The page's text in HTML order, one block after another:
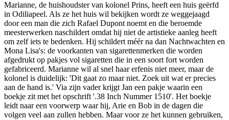
Marianne, de huishoudster van kolonel Prins, heeft een huis geërfd
in Odiliapeel. Als ze het huis wil bekijken wordt ze weggejaagd
door een man die zich Rafael Dupont noemt en die beroemde
meesterwerken naschildert omdat hij niet de artistieke aanleg heeft
om zelf iets te bedenken. Hij schildert méér na dan Nachtwachten en
Mona Lisa's: de voorkanten van sigarettenmerken die worden
afgedrukt op pakjes vol sigaretten die in een soort fort worden
gefabriceerd. Marianne wil al snel haar erfenis niet meer, maar de
kolonel is duidelijk: 'Dit gaat zo maar niet. Zoek uit wat er precies
aan de hand is.' Via zijn vader krijgt Jan een pakje waarin een
boekje zit met het opschrift '.38 Inch Nummer 1510'. Het boekje
leidt naar een voorwerp waar hij, Arie en Bob in de dagen die
volgen veel aan zullen hebben. Maar voor ze het kunnen gebruiken,